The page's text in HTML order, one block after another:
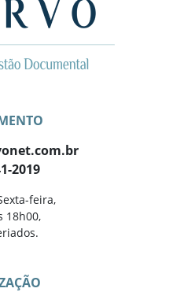
2019
feira,
18h00,